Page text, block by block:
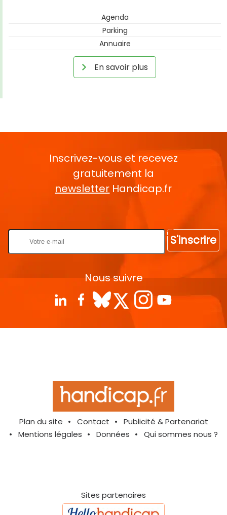
Agenda
Parking
Annuaire
En savoir plus
Inscrivez-vous et recevez
gratuitement la
newsletter Handicap.fr
S'inscrire
Nous suivre
Plan du site Contact
Publicité & Partenariat
Mentions légales
Données Qui sommes nous ?
Sites partenaires